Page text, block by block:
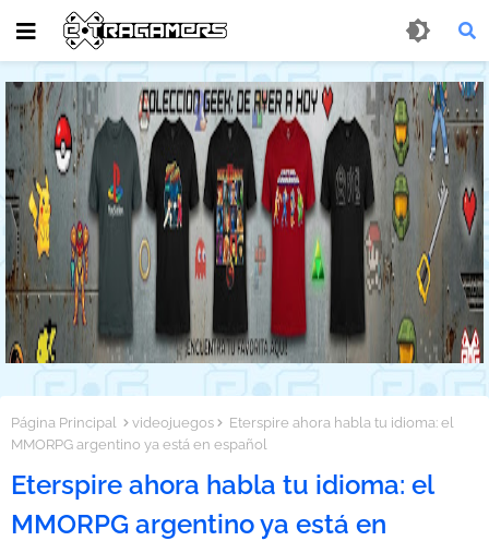
Página Principal videojuegos
Eterspire ahora habla tu idioma: el
MMORPG argentino ya está en español
Eterspire ahora habla tu idioma: el
MMORPG argentino ya está en